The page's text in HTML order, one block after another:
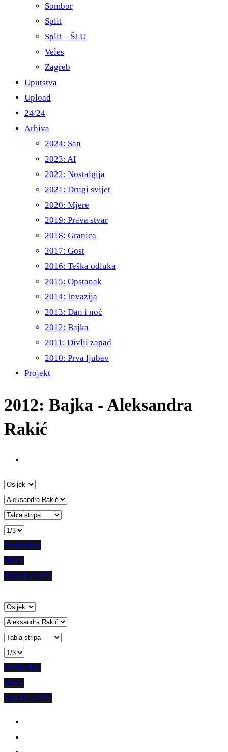
Sombor
Split
Split – ŠLU
Veles
Zagreb
Uputstva
Upload
24/24
Arhiva
2024: San
2023: AI
2022: Nostalgija
2021: Drugi svijet
2020: Mjere
2019: Prava stvar
2018: Granica
2017: Gost
2016: Teška odluka
2015: Opstanak
2014: Invazija
2013: Dan i noć
2012: Bajka
2011: Divlji zapad
2010: Prva ljubav
Projekt
2012: Bajka - Aleksandra
Rakić
Prethodno
Iduće
Spisak crtača
Prethodno
Iduće
Spisak crtača